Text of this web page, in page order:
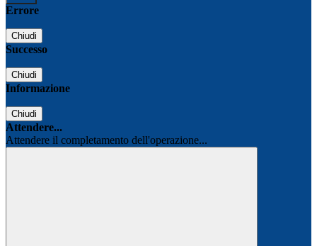
Errore
Chiudi
Successo
Chiudi
Informazione
Chiudi
Attendere...
Attendere il completamento dell'operazione...